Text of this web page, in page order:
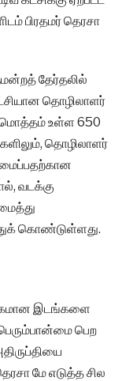
பிரதமர் தெரசா
தேர்தலில்
தொழிலாளர்
மொத்தம் உள்ள 650
தொழிலாளர்
வடக்கு
கொண்டுள்ளது.
இடங்களை
பெற
மே எடுத்த சில